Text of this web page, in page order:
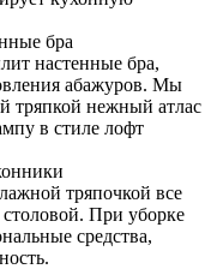
бра
настенные бра,
абажуров. Мы
тряпкой нежный атлас
в стиле лофт
тряпочкой все
При уборке
средства,